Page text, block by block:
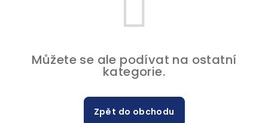
Můžete se ale podívat na ostatní
kategorie.
Zpět do obchodu